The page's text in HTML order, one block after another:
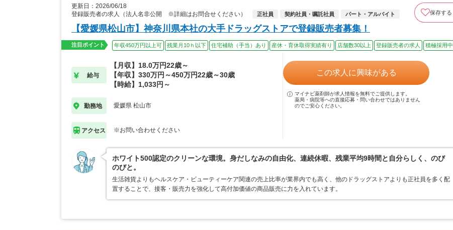
更新日：2026/06/18
登録販売者の求人（法人名非公開 ※詳細はお問合せください）
正社員 契約社員・嘱託社員 パート・アルバイト 保存する
【愛媛県松山市】神奈川県本社の大手ドラッグストアで登録販売者募集！
注目ポイント 年収450万円以上可 残業月10ｈ以下 住宅補助（手当）あり 産休・育休取得実績有り 店舗数30以上 登録販売者の求人 積極採用中
給与
【月収】18.0万円22歳～
【年収】330万円～450万円22歳～30歳
【時給】1,033円～
勤務地 愛媛県 松山市
アクセス ※お問い合わせください
この求人に興味がある
マイナビ薬剤師が求人情報を無料でご提供します。
薬局・病院等への直接応募・問い合わせではありません
のでご安心ください。
ホワイト500認定のクリーンな環境。身だしなみの自由化、連続休暇、残業平均9時間と自分らしく、のび
のびと。
生活雑貨よりもヘルスケア・ビューティーケア関連の売上比率が業界内でも高く、他のドラッグストアよりも正社員を多く配
置することで、接客・販売力を強化して高付加価値の商品販売に力を入れています。